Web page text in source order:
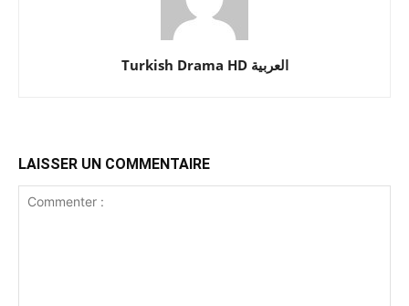
Turkish Drama HD العربية
LAISSER UN COMMENTAIRE